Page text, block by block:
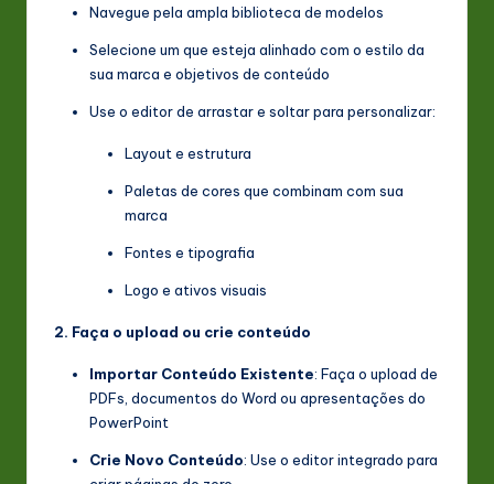
Navegue pela ampla biblioteca de modelos
Selecione um que esteja alinhado com o estilo da
sua marca e objetivos de conteúdo
Use o editor de arrastar e soltar para personalizar:
Layout e estrutura
Paletas de cores que combinam com sua
marca
Fontes e tipografia
Logo e ativos visuais
2. Faça o upload ou crie conteúdo
Importar Conteúdo Existente: Faça o upload de
PDFs, documentos do Word ou apresentações do
PowerPoint
Crie Novo Conteúdo: Use o editor integrado para